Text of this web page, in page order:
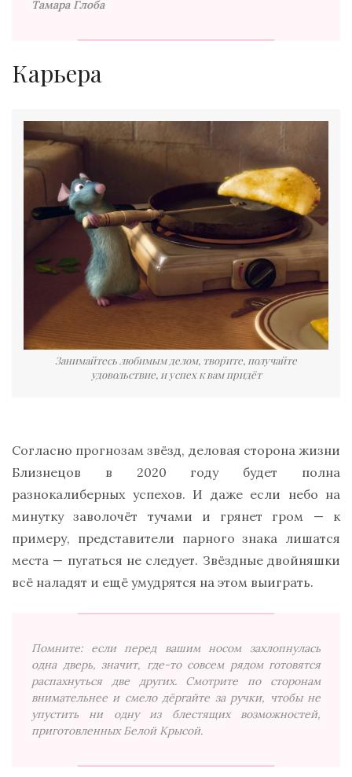
Тамара Глоба
Карьера
Занимайтесь любимым делом, творите, получайте
удовольствие, и успех к вам придёт
Согласно прогнозам звёзд, деловая сторона жизни
Близнецов в 2020 году будет полна
разнокалиберных успехов. И даже если небо на
минутку заволочёт тучами и грянет гром — к
примеру, представители парного знака лишатся
места — пугаться не следует. Звёздные двойняшки
всё наладят и ещё умудрятся на этом выиграть.
Помните: если перед вашим носом захлопнулась
одна дверь, значит, где-то совсем рядом готовятся
распахнуться две других. Смотрите по сторонам
внимательнее и смело дёргайте за ручки, чтобы не
упустить ни одну из блестящих возможностей,
приготовленных Белой Крысой.